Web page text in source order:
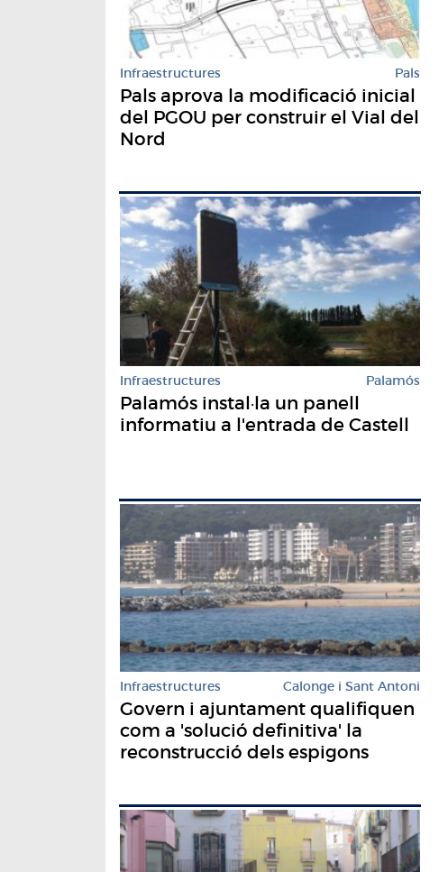
Infraestructures Pals
Pals aprova la modificació inicial
del PGOU per construir el Vial del
Nord
Infraestructures Palamós
Palamós instal·la un panell
informatiu a l'entrada de Castell
Infraestructures Calonge i Sant Antoni
Govern i ajuntament qualifiquen
com a 'solució definitiva' la
reconstrucció dels espigons